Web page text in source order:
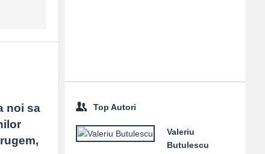
noi sa
Top Autori
Valeriu
Butulescu